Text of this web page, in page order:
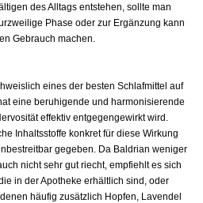
des Alltags entstehen, sollte man
Phase oder zur Ergänzung kann
Gebrauch machen.
eines der besten Schlafmittel auf
eine beruhigende und harmonisierende
effektiv entgegengewirkt wird.
Inhaltsstoffe konkret für diese Wirkung
gegeben. Da Baldrian weniger
nicht sehr gut riecht, empfiehlt es sich
in der Apotheke erhältlich sind, oder
häufig zusätzlich Hopfen, Lavendel